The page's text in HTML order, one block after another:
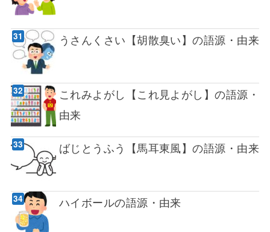
うさんくさい【胡散臭い】の語源・由来
これみよがし【これ見よがし】の語源・
由来
ばじとうふう【馬耳東風】の語源・由来
ハイボールの語源・由来